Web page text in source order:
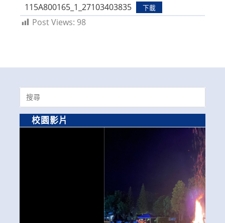
115A800165_1_27103403835 下載
Post Views: 98
Search
for:
校園影片